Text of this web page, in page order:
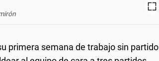
primera semana de trabajo sin partido